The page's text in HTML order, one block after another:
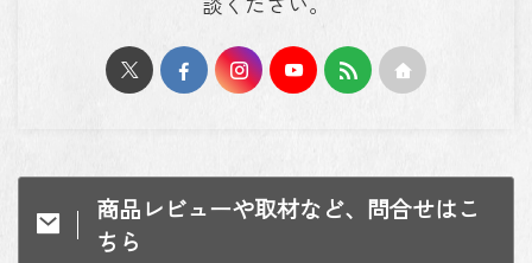
商品レビューや取材など、問合せはこ
ちら